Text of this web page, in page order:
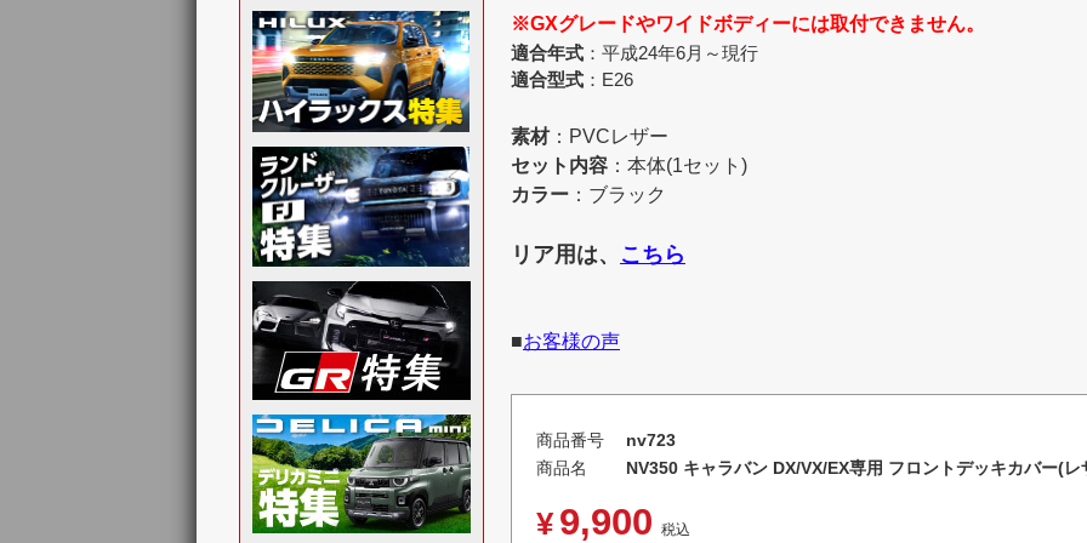
※GXグレードやワイドボディーには取付できません。
適合年式 ：平成24年6月～現行
適合型式 ：E26
素材：PVCレザー
セット内容 ：本体(1セット)
カラー ：ブラック
リア用は、 こちら
■お客様の声
商品番号
nv723
商品名
NV350 キャラバン DX/VX/EX専用 フロントデッキカバー(レ
¥ 9,900 税込